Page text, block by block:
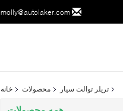
molly@autolaker.com
خانه محصولات تریلر توالت سیار